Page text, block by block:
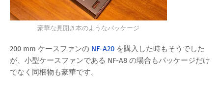
豪華な見開き本のようなパッケージ
200 mm ケースファンの NF-A20 を購入した時もそうでした
が、小型ケースファンである NF-A8 の場合もパッケージだけ
でなく同梱物も豪華です。